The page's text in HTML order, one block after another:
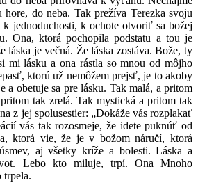
do neba. Tak prežíva Terezka svoju
jednoduchosti, k ochote otvoriť sa božej
Ona, ktorá pochopila podstatu a tou je
láska je večná. Že láska zostáva. Bože, ty
mi lásku a ona rástla so mnou od môjho
ktorú už nemôžem prejsť, je to akoby
a obetuje sa pre lásku. Tak malá, a pritom
tak zrelá. Tak mystická a pritom tak
z jej spolusestier: „Dokáže vás rozplakať
vás tak rozosmeje, že idete puknúť od
ktorá vie, že je v božom náručí, ktorá
aj všetky kríže a bolesti. Láska a
Lebo kto miluje, trpí. Ona Mnoho
trpela.